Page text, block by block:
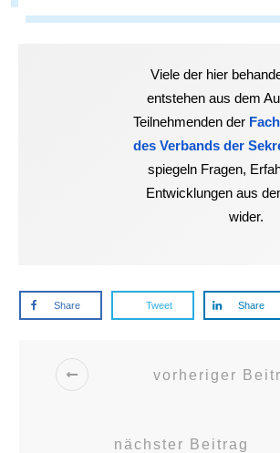
Viele der hier
entstehen aus dem
Teilnehmenden der
des Verbands der
spiegeln Fragen,
Entwicklungen aus
wider.
Share Tweet Share
vorheriger
nächster Beitrag